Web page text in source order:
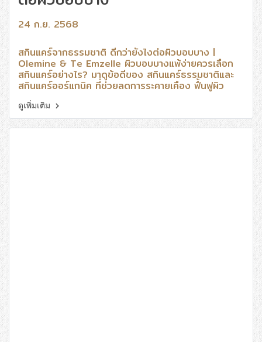
24 ก.ย. 2568
สกินแคร์จากธรรมชาติ ดีกว่ายังไงต่อผิวบอบบาง |
Olemine & Te Emzelle ผิวบอบบางแพ้ง่ายควรเลือก
สกินแคร์อย่างไร? มาดูข้อดีของ สกินแคร์ธรรมชาติและ
สกินแคร์ออร์แกนิค ที่ช่วยลดการระคายเคือง ฟื้นฟูผิว
อย่างอ่อนโยน
ดูเพิ่มเติม